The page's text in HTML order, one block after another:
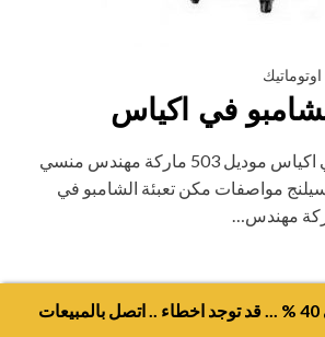
في اكياس
مكن تعبئة الشامبو في اكياس موديل 503 ماركة مهندس منسي
مواصفات مكن تعبئة الشامبو في